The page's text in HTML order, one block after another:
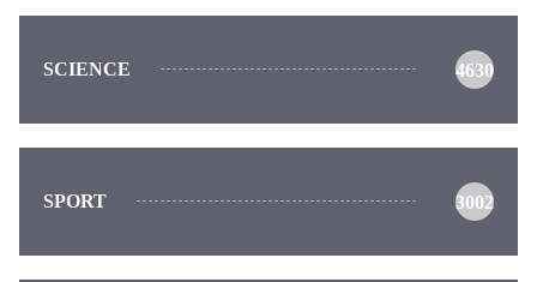
SCIENCE 4630
SPORT 3002